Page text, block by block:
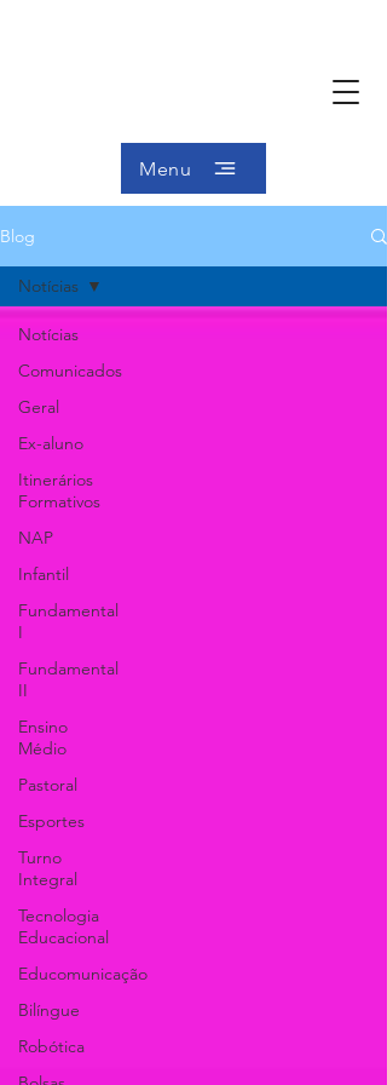
Menu
Blog
Notícias
Comunicados
Geral
Ex-aluno
Itinerários
Formativos
NAP
Infantil
Fundamental
I
Fundamental
II
Ensino
Médio
Pastoral
Esportes
Turno
Integral
Tecnologia
Educacional
Educomunicação
Bilíngue
Robótica
Notícias